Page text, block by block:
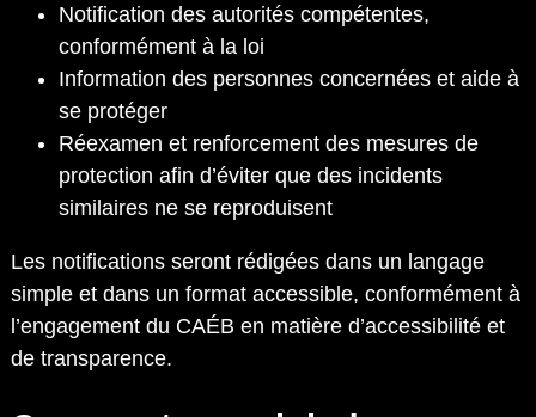
Notification des autorités compétentes,
conformément à la loi
Information des personnes concernées et aide à
se protéger
Réexamen et renforcement des mesures de
protection afin d’éviter que des incidents
similaires ne se reproduisent
Les notifications seront rédigées dans un langage
simple et dans un format accessible, conformément à
l’engagement du CAÉB en matière d’accessibilité et
de transparence.